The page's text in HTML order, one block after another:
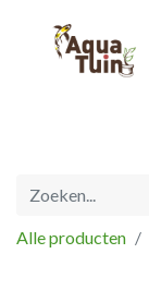
Alle producten